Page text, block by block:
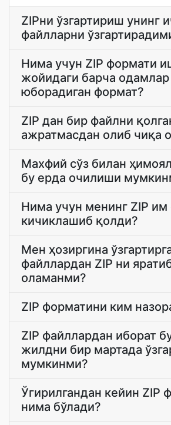
ZIPни ўзгартириш унинг
файлларни
Нима учун ZIP формати
жойидаги барча одамлар
юборадиган формат?
ZIP дан бир файлни
ажратмасдан олиб чиқа
Махфий сўз билан
бу ерда очилиши
Нима учун менинг ZIP им
кичиклашиб қолди?
Мен ҳозиргина
файллардан ZIP ни
оламанми?
ZIP форматини ким
ZIP файллардан иборат
жилдни бир мартада
мумкинми?
Ўгирилгандан кейин ZIP
нима бўлади?